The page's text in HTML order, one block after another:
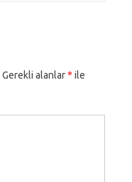
Gerekli alanlar* ile